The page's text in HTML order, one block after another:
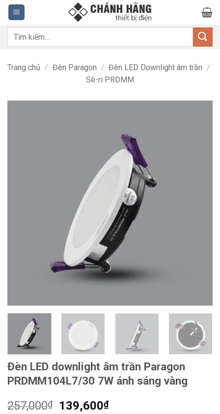
Bỏ
qua
nội
dung
Tìm
Trang chủ / Đèn Paragon / Đèn LED Downlight âm trần /
Sê-ri PRDMM
Đèn LED downlight âm trần Paragon
PRDMM104L7/30 7W ánh sáng vàng
257,000₫
Giá
139,600₫Giá